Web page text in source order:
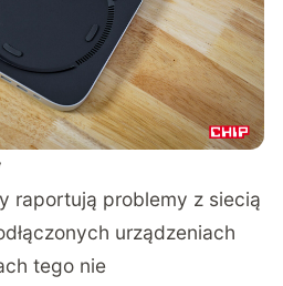
raportują problemy z siecią
urządzeniach
tego nie